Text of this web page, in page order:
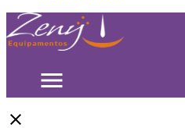
menu
close